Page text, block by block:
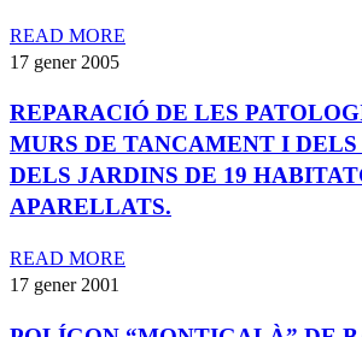
READ MORE
17 gener 2005
REPARACIÓ DE LES
MURS DE TANCAMENT I
DELS JARDINS DE 19
APARELLATS.
READ MORE
17 gener 2001